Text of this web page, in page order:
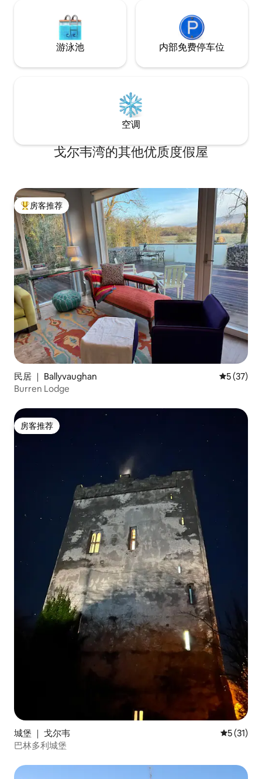
游泳池 内部免费停车位
空调
戈尔韦湾的其他优质度假屋
热门「房客推荐」
房客推荐
民居 ｜ Ballyvaughan 平均评分
5 (37)
Burren Lodge
房客推荐
房客推荐
城堡 ｜ 戈尔韦 平均评分
5 (31)
巴林多利城堡